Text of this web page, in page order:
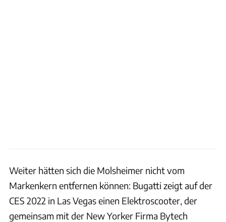
Weiter hätten sich die Molsheimer nicht vom
Markenkern entfernen können: Bugatti zeigt auf der
CES 2022 in Las Vegas einen Elektroscooter, der
gemeinsam mit der New Yorker Firma Bytech